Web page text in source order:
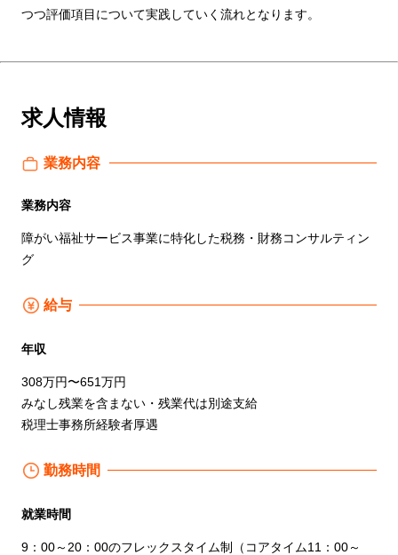
つつ評価項目について実践していく流れとなります。
求人情報
業務内容
業務内容
障がい福祉サービス事業に特化した税務・財務コンサルティン
グ
給与
年収
308万円〜651万円
みなし残業を含まない・残業代は別途支給
税理士事務所経験者厚遇
勤務時間
就業時間
9：00～20：00のフレックスタイム制（コアタイム11：00～